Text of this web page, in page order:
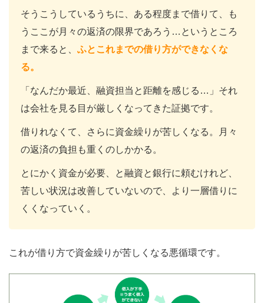
そうこうしているうちに、ある程度まで借りて、も
うここが月々の返済の限界であろう…というところ
まで来ると、 ふとこれまでの借り方ができなくな
る。
「なんだか最近、融資担当と距離を感じる…」それ
は会社を見る目が厳しくなってきた証拠です。
借りれなくて、さらに資金繰りが苦しくなる。月々
の返済の負担も重くのしかかる。
とにかく資金が必要、と融資と銀行に頼むけれど、
苦しい状況は改善していないので、より一層借りに
くくなっていく。
これが借り方で資金繰りが苦しくなる悪循環です。